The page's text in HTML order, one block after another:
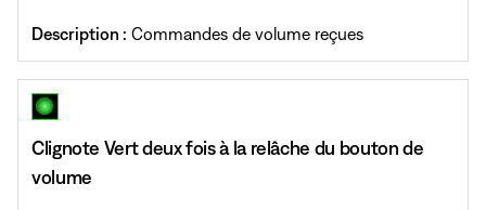
Description : Commandes de volume reçues
Clignote Vert deux fois à la relâche du bouton de
volume